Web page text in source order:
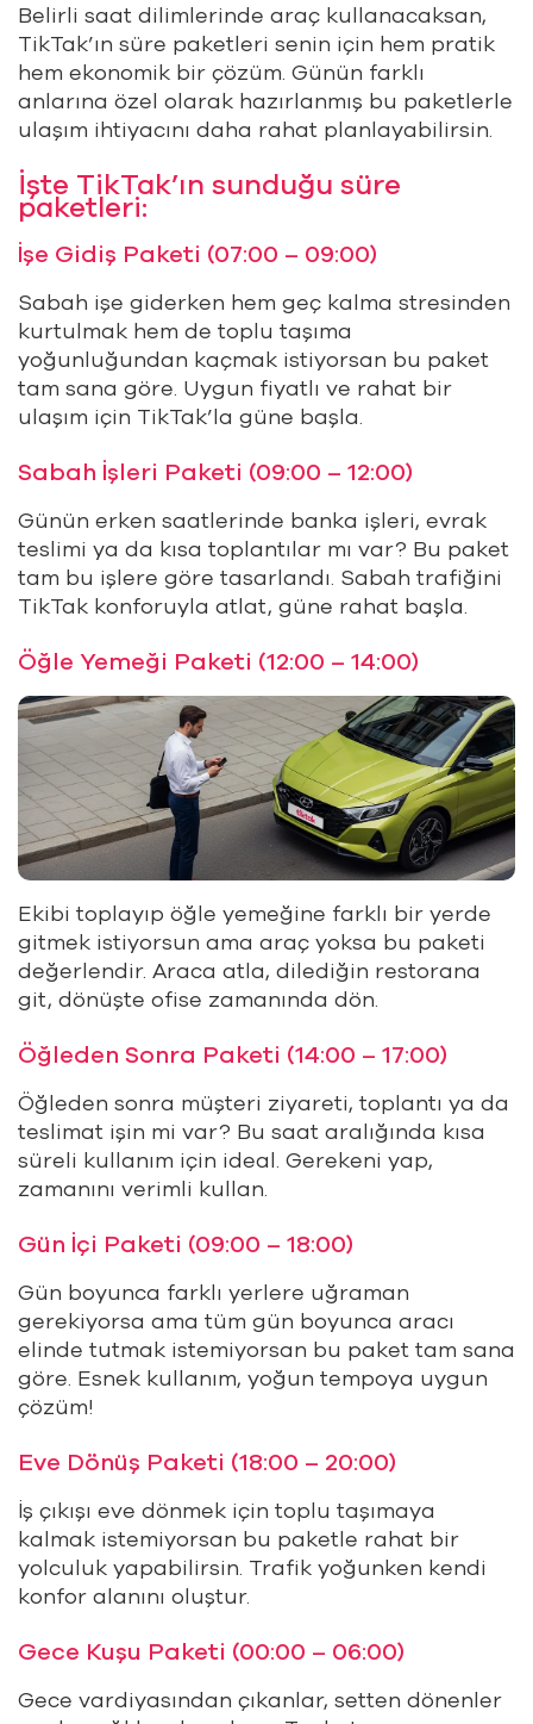
Belirli saat dilimlerinde araç kullanacaksan,
TikTak’ın süre paketleri senin için hem pratik
hem ekonomik bir çözüm. Günün farklı
anlarına özel olarak hazırlanmış bu paketlerle
ulaşım ihtiyacını daha rahat planlayabilirsin.
İşte TikTak’ın sunduğu süre
paketleri:
İşe Gidiş Paketi (07:00 – 09:00)
Sabah işe giderken hem geç kalma stresinden
kurtulmak hem de toplu taşıma
yoğunluğundan kaçmak istiyorsan bu paket
tam sana göre. Uygun fiyatlı ve rahat bir
ulaşım için TikTak’la güne başla.
Sabah İşleri Paketi (09:00 – 12:00)
Günün erken saatlerinde banka işleri, evrak
teslimi ya da kısa toplantılar mı var? Bu paket
tam bu işlere göre tasarlandı. Sabah trafiğini
TikTak konforuyla atlat, güne rahat başla.
Öğle Yemeği Paketi (12:00 – 14:00)
Ekibi toplayıp öğle yemeğine farklı bir yerde
gitmek istiyorsun ama araç yoksa bu paketi
değerlendir. Araca atla, dilediğin restorana
git, dönüşte ofise zamanında dön.
Öğleden Sonra Paketi (14:00 – 17:00)
Öğleden sonra müşteri ziyareti, toplantı ya da
teslimat işin mi var? Bu saat aralığında kısa
süreli kullanım için ideal. Gerekeni yap,
zamanını verimli kullan.
Gün İçi Paketi (09:00 – 18:00)
Gün boyunca farklı yerlere uğraman
gerekiyorsa ama tüm gün boyunca aracı
elinde tutmak istemiyorsan bu paket tam sana
göre. Esnek kullanım, yoğun tempoya uygun
çözüm!
Eve Dönüş Paketi (18:00 – 20:00)
İş çıkışı eve dönmek için toplu taşımaya
kalmak istemiyorsan bu paketle rahat bir
yolculuk yapabilirsin. Trafik yoğunken kendi
konfor alanını oluştur.
Gece Kuşu Paketi (00:00 – 06:00)
Gece vardiyasından çıkanlar, setten dönenler